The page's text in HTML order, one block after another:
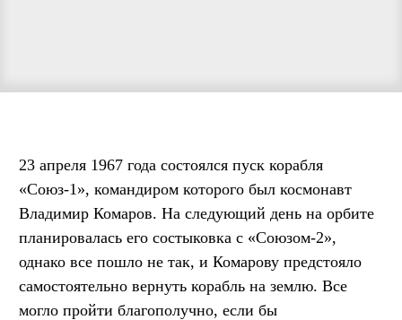
23 апреля 1967 года состоялся пуск корабля
«Союз-1», командиром которого был космонавт
Владимир Комаров. На следующий день на орбите
планировалась его состыковка с «Союзом-2»,
однако все пошло не так, и Комарову предстояло
самостоятельно вернуть корабль на землю. Все
могло пройти благополучно, если бы